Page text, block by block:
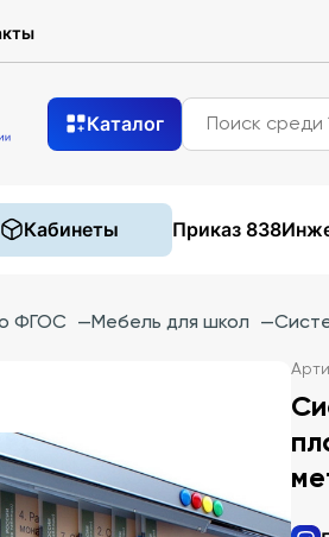
Каталог
Кабинеты Приказ 838
ФГОС —Мебель для школ —